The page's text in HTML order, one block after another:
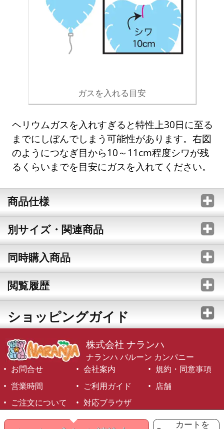
カートを
ガスを入れる目安
ヘリウムガスを入れすぎると特性上30日に至る
までにしぼんでしまう可能性があります。右図
のようにつなぎ目から10～11cm程度シワが残
るくらいまでを目安にガスを入れてください。
商品仕様
別サイズ・関連商品
同時購入商品
閲覧履歴
ショッピングガイド
株式会社 ナランハ
ナランハ バルーン カンパニー
お問合せ
会社案内
規約・同意事項
営業時間
ご利用ガイド
店舗
ご注文について
対応ブラウザ
©1999-2026 NARANJA Inc. All Rights Reserved.